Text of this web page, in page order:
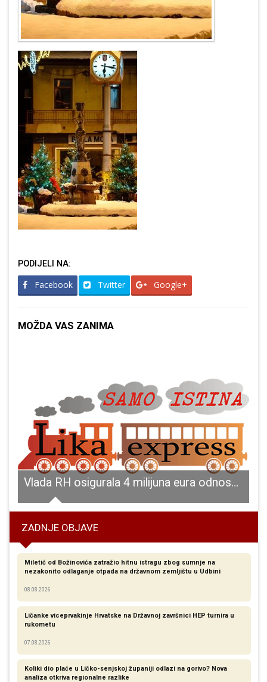
PODIJELI NA:
Facebook Twitter Google+
MOŽDA VAS ZANIMA
Vlada RH osigurala 4 milijuna eura odnosno 30,5 milijuna kuna za izgradnju i opremanje vrtića na području Ličko-senjske županije
ZADNJE OBJAVE
Miletić od Božinovića zatražio hitnu istragu zbog sumnje na
nezakonito odlaganje otpada na državnom zemljištu u Udbini
08.08.2026
Ličanke viceprvakinje Hrvatske na Državnoj završnici HEP turnira u
rukometu
07.08.2026
Koliki dio plaće u Ličko-senjskoj županiji odlazi na gorivo? Nova
analiza otkriva regionalne razlike​